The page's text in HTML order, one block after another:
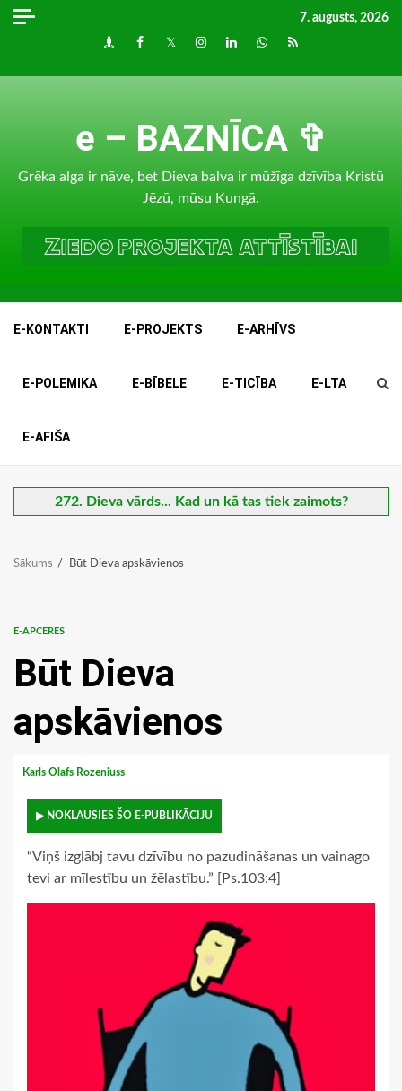
Skip
7. augusts, 2026
DraugiemFacebook
TwitterInstagram
LinkedInwhatsapp
RSS
e – BAZNĪCA ✞
Grēka alga ir nāve, bet Dieva balva ir mūžīga dzīvība Kristū
Jēzū, mūsu Kungā.
E-KONTAKTI E-PROJEKTS E-ARHĪVS
E-POLEMIKA E-BĪBELE E-TICĪBA E-LTA
E-AFIŠA
272. Dieva vārds... Kad un kā tas tiek zaimots?
Sākums Būt Dieva apskāvienos
E-APCERES
Būt Dieva
apskāvienos
Karls Olafs Rozeniuss
▶ NOKLAUSIES ŠO E-PUBLIKĀCIJU
“Viņš izglābj tavu dzīvību no pazudināšanas un vainago
tevi ar mīlestību un žēlastību.” [Ps.103:4]